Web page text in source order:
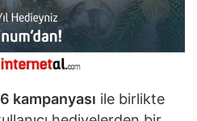
kampanyası ile birlikte